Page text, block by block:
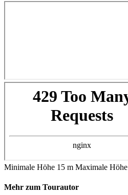
Minimale Höhe 15 m Maximale Höhe
Mehr zum Tourautor